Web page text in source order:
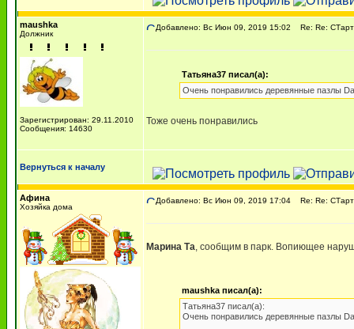
maushka
Должник
Зарегистрирован: 29.11.2010
Сообщения: 14630
Добавлено: Вс Июн 09, 2019 15:02 Re: Re:
Татьяна37 писал(а):
Очень понравились деревянные пазлы
Тоже очень понравились
Вернуться к началу
Афина
Хозяйка дома
Добавлено: Вс Июн 09, 2019 17:04 Re: Re:
Марина Та, сообщим в парк. Вопиющее
maushka писал(а):
Татьяна37 писал(а):
Очень понравились деревянные пазлы